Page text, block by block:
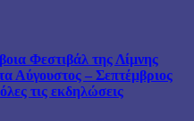
Φεστιβάλ της Λίμνης
Αύγουστος – Σεπτέμβριος
τις εκδηλώσεις